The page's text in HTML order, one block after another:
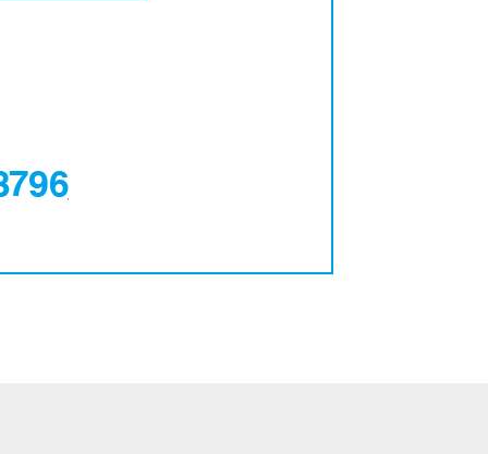
0120-12-3796